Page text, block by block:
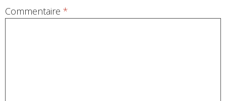
Commentaire *